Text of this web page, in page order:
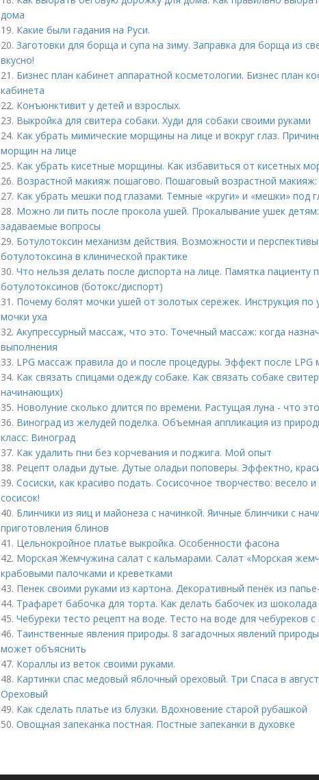
дома
19. Какие были гадания на Руси.
20. Заготовки для борща и супа на зиму. Заправка для борща из
вкусно!
21. Бизнес план кабинет аппаратной косметологии. Бизнес план
кабинета
22. Конъюнктивит у детей и взрослых.
23. Выкройка для свитера собаки. Худи для собаки своими руками
24. Как убрать мимические морщины на лице и вокруг глаз.
морщин на лице
25. Как убрать кисетные морщины. Как избавиться от кисетных
26. Возрастной макияж пошагово. Пошаговый возрастной макияж:
27. Как убрать мешки под глазами. Темные «круги» и «мешки» под
28. Можно ли пить после прокола ушей. Прокалывание ушек
задаваемые вопросы
29. Ботулотоксин механизм действия. Возможности и
ботулотоксина в клинической практике
30. Что нельзя делать после диспорта на лице. Памятка пациенту
ботулотоксинов (ботокс/диспорт)
31. Почему болят мочки ушей от золотых сережек. Инструкция по
мочки уха
32. Акупрессурный массаж, что это. Точечный массаж: когда
выполнения
33. LPG массаж правила до и после процедуры. Эффект после LPG
34. Как связать спицами одежду собаке. Как связать собаке
начинающих)
35. Новолуние сколько длится по времени. Растущая луна - что
36. Виноград из желудей поделка. Объемная аппликация из
класс: Виноград
37. Как удалить пни без корчевания и поджига. Мой опыт
38. Рецепт оладьи дутые. Дутые оладьи поповеры. Эффектно,
39. Сосиски, как красиво подать. Сосисочное творчество: весело
сосисок!
40. Блинчики из яиц и майонеза с начинкой. Яичные блинчики с
приготовления блинов
41. Цельнокройное платье выкройка. Особенности фасона
42. Морская Жемчужина салат с кальмарами. Салат «Морская
крабовыми палочками и креветками
43. Пенек своими руками из картона. Декоративный пенёк из
44. Трафарет бабочка для торта. Как делать бабочек из
45. Чебуреки тесто рецепт на воде. Тесто на воде для чебуреков
46. Таинственные явления природы. 8 загадочных явлений
может объяснить
47. Кораллы из веток своими руками.
48. Картинки спас медовый яблочный ореховый. Три Спаса в
Ореховый
49. Как сделать платье из блузки. Вдохновение старой рубашкой
50. Овощная запеканка постная. Постные запеканки в духовке